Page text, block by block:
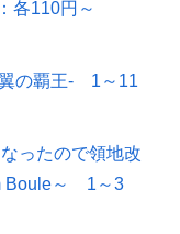
各110円～
翼の覇王- 1～11
ったので領地改
Boule～ 1～3